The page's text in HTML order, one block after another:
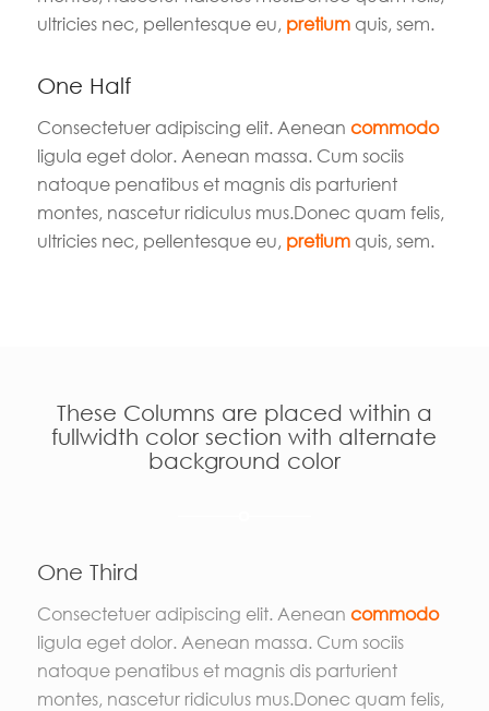
ultricies nec, pellentesque eu, pretiumquis, sem.
One Half
Consectetuer adipiscing elit. Aenean commodo
ligula eget dolor. Aenean massa. Cum sociis
natoque penatibus et magnis dis parturient
montes, nascetur ridiculus mus.Donec quam felis,
ultricies nec, pellentesque eu, pretiumquis, sem.
These Columns are placed within a
fullwidth color section with alternate
background color
One Third
Consectetuer adipiscing elit. Aenean commodo
ligula eget dolor. Aenean massa. Cum sociis
natoque penatibus et magnis dis parturient
montes, nascetur ridiculus mus.Donec quam felis,